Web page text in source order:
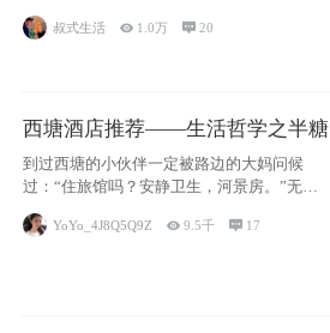
律。江
叔式生活  1.0万 20
西塘酒店推荐——生活哲学之半糖
到过西塘的小伙伴一定被路边的大妈问候
过：“住旅馆吗？安静卫生，河景房。”无意
YoYo_4J8Q5Q9Z 9.5千  17